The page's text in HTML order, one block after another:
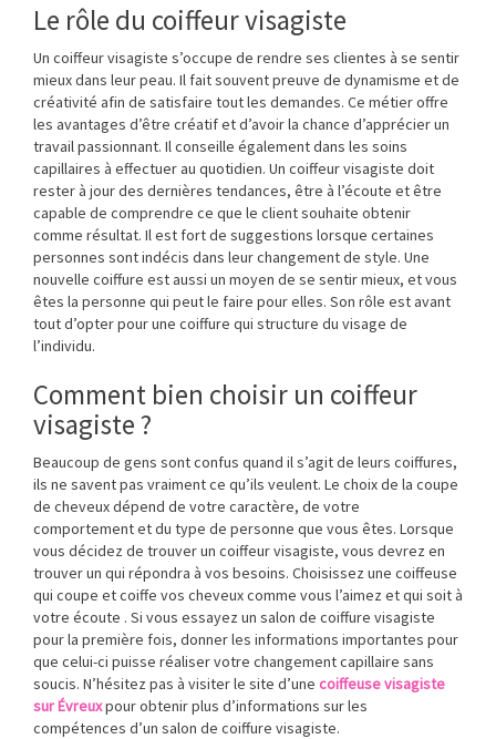
Le rôle du coiffeur visagiste
Un coiffeur visagiste s’occupe de rendre ses clientes à se sentir
mieux dans leur peau. Il fait souvent preuve de dynamisme et de
créativité afin de satisfaire tout les demandes. Ce métier offre
les avantages d’être créatif et d’avoir la chance d’apprécier un
travail passionnant. Il conseille également dans les soins
capillaires à effectuer au quotidien. Un coiffeur visagiste doit
rester à jour des dernières tendances, être à l’écoute et être
capable de comprendre ce que le client souhaite obtenir
comme résultat. Il est fort de suggestions lorsque certaines
personnes sont indécis dans leur changement de style. Une
nouvelle coiffure est aussi un moyen de se sentir mieux, et vous
êtes la personne qui peut le faire pour elles. Son rôle est avant
tout d’opter pour une coiffure qui structure du visage de
l’individu.
Comment bien choisir un coiffeur
visagiste ?
Beaucoup de gens sont confus quand il s’agit de leurs coiffures,
ils ne savent pas vraiment ce qu’ils veulent. Le choix de la coupe
de cheveux dépend de votre caractère, de votre
comportement et du type de personne que vous êtes. Lorsque
vous décidez de trouver un coiffeur visagiste, vous devrez en
trouver un qui répondra à vos besoins. Choisissez une coiffeuse
qui coupe et coiffe vos cheveux comme vous l’aimez et qui soit à
votre écoute . Si vous essayez un salon de coiffure visagiste
pour la première fois, donner les informations importantes pour
que celui-ci puisse réaliser votre changement capillaire sans
soucis. N’hésitez pas à visiter le site d’une coiffeuse visagiste
sur Évreuxpour obtenir plus d’informations sur les
compétences d’un salon de coiffure visagiste.